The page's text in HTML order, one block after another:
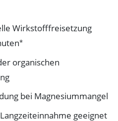
Wirkstofffreisetzung
*
organischen
bei Magnesiummangel
geeignet